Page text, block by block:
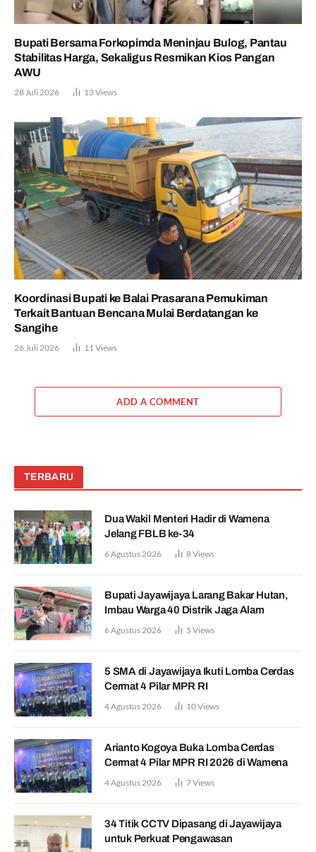
Bupati Bersama Forkopimda Meninjau Bulog, Pantau
Stabilitas Harga, Sekaligus Resmikan Kios Pangan
AWU
28 Juli 2026 13Views
Koordinasi Bupati ke Balai Prasarana Pemukiman
Terkait Bantuan Bencana Mulai Berdatangan ke
Sangihe
26 Juli 2026 11 Views
ADD A COMMENT
TERBARU
Dua Wakil Menteri Hadir di Wamena
Jelang FBLB ke-34
6 Agustus 2026 8Views
Bupati Jayawijaya Larang Bakar Hutan,
Imbau Warga 40 Distrik Jaga Alam
6 Agustus 2026 5 Views
5 SMA di Jayawijaya Ikuti Lomba Cerdas
Cermat 4 Pilar MPR RI
4 Agustus 2026 10Views
Arianto Kogoya Buka Lomba Cerdas
Cermat 4 Pilar MPR RI 2026 di Wamena
4 Agustus 2026 7Views
34 Titik CCTV Dipasang di Jayawijaya
untuk Perkuat Pengawasan